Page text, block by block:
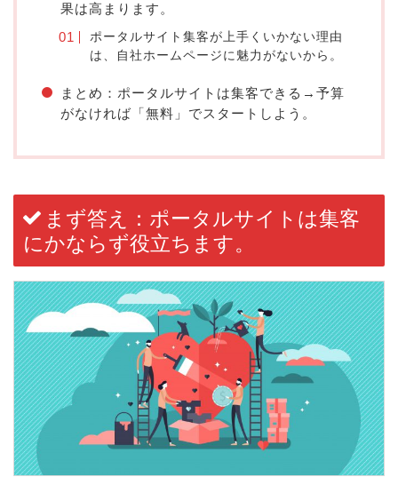
果は高まります。
ポータルサイト集客が上手くいかない理由
は、自社ホームページに魅力がないから。
まとめ：ポータルサイトは集客できる→予算
がなければ「無料」でスタートしよう。
まず答え：ポータルサイトは集客
にかならず役立ちます。